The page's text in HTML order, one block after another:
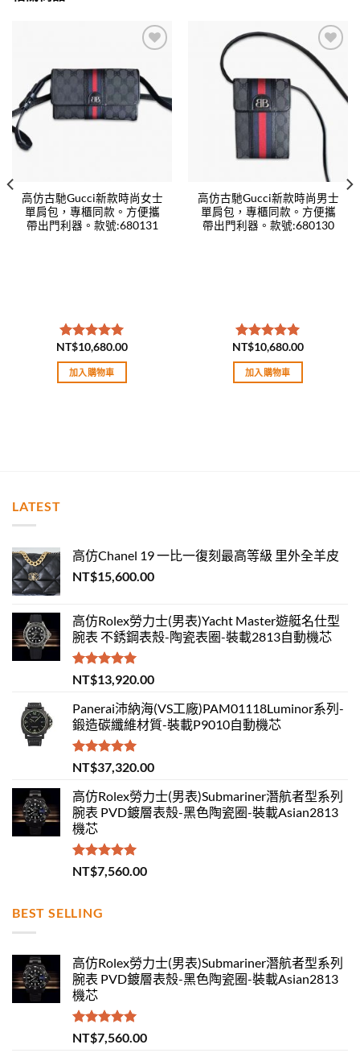
wishlist
高仿古馳Gucci新款時尚女士
單肩包，專櫃同款。方便攜
帶出門利器。款號:680131
評分5.00
滿分 5
NT$10,680.00
加入購物車
Add to
wishlist
高仿古馳Gucci新款時尚男士
單肩包，專櫃同款。方便攜
帶出門利器。款號:680130
評分5.00
滿分 5
NT$10,680.00
加入購物車
LATEST
高仿Chanel 19 一比一復刻最高等級 里外全羊皮
NT$15,600.00
高仿Rolex勞力士(男表)Yacht Master遊艇名仕型
腕表 不銹鋼表殼-陶瓷表圈-裝載2813自動機芯
評分5.00
滿分 5
NT$13,920.00
Panerai沛納海(VS工廠)PAM01118Luminor系列-
鍛造碳纖維材質-裝載P9010自動機芯
評分5.00
滿分 5
NT$37,320.00
高仿Rolex勞力士(男表)Submariner潛航者型系列
腕表 PVD鍍層表殼-黑色陶瓷圈-裝載Asian2813
機芯
評分 5.00
滿分 5
NT$7,560.00
BEST SELLING
高仿Rolex勞力士(男表)Submariner潛航者型系列
腕表 PVD鍍層表殼-黑色陶瓷圈-裝載Asian2813
機芯
評分 5.00
滿分 5
NT$7,560.00